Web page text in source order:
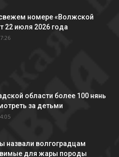
свежем номере «Волжской
22 июля 2026 года
области более 100 нянь
за детьми
назвали волгоградцам
для жары породы